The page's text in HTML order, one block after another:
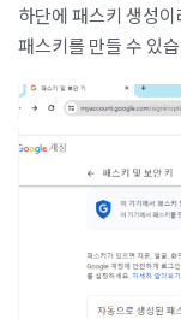
하단에 패스키 생성
패스키를 만들 수 있